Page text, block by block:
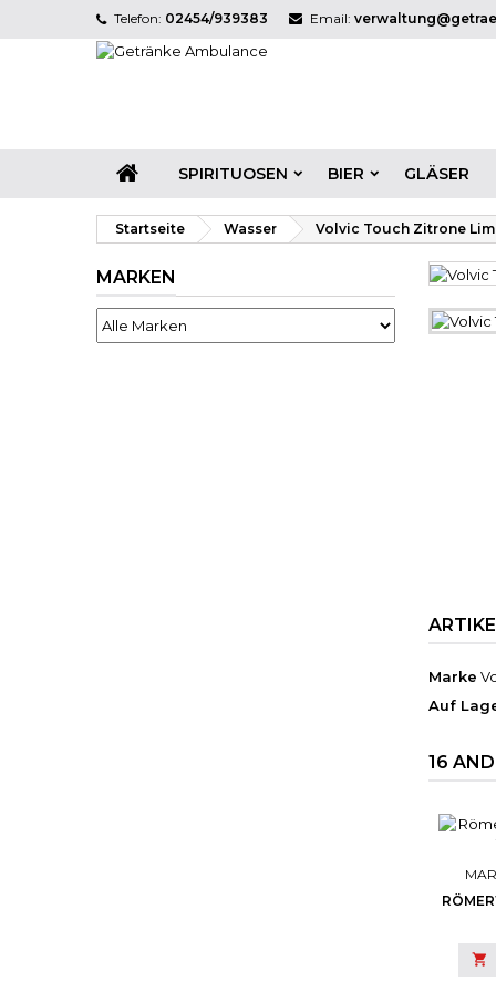
Telefon: 02454/939383 Email:
SPIRITUOSEN BIER GLÄSER
Startseite Wasser Volvic Touch Zitrone
MARKEN
Marke
Auf
16
